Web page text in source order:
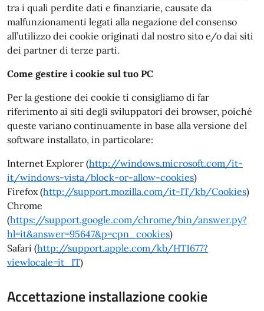
tra i quali perdite dati e finanziarie, causate da
malfunzionamenti legati alla negazione del consenso
all’utilizzo dei cookie originati dal nostro sito e/o dai siti
dei partner di terze parti.
Come gestire i cookie sul tuo PC
Per la gestione dei cookie ti consigliamo di far
riferimento ai siti degli sviluppatori dei browser, poiché
queste variano continuamente in base alla versione del
software installato, in particolare:
Internet Explorer (http://windows.microsoft.com/it-
it/windows-vista/block-or-allow-cookies)
Firefox (http://support.mozilla.com/it-IT/kb/Cookies)
Chrome
(https://support.google.com/chrome/bin/answer.py?
hl=it&answer=95647&p=cpn_cookies)
Safari (http://support.apple.com/kb/HT1677?
viewlocale=it_IT)
Accettazione installazione cookie